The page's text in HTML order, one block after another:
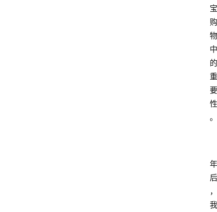
宝
购
物
中
的
重
要
性
。
年
后
，
我